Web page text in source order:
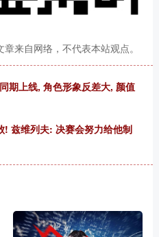
来自网络，不代表本站观点。
期上线, 角色形象反差大, 颜值
! 兹维列夫: 决赛会努力给他制